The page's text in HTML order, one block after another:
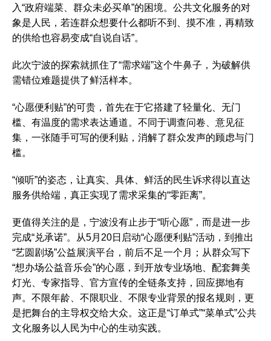
入“政府端菜、群众未必买单”的困境。公共文化服务的对
象是人民，若连群众想要什么都听不到、摸不准，再精致
的供给也容易变成“自说自话”。
此次宁波的探索就抓住了“需求端”这个牛鼻子，为破解供
需错位难题提供了鲜活样本。
“心愿便利贴”的可贵，首先在于它搭建了轻量化、无门
槛、有温度的需求表达通道。不同于调查问卷、意见征
集，一张随手可写的便利贴，消解了群众发声的顾虑与门
槛。
“倾听”的姿态，让真实、具体、鲜活的民生诉求得以直达
服务供给端，真正实现了需求采集的“零距离”。
更值得关注的是，宁波没有止步于“听心愿”，而是进一步
完成“兑承诺”。从5月20日启动“心愿便利贴”活动，到推出
“艺圆剧场”公益展演平台，前后不足一个月；从群众写下
“想办场公益音乐会”的心愿，到开放专业场地、配套舞美
灯光、专家指导、官方宣传的全链条支持，回应掷地有
声。不限年龄、不限职业、不限专业背景的报名规则，更
是把舞台的主导权交给大众。这正是“订单式”“菜单式”公共
文化服务以人民为中心的生动实践。